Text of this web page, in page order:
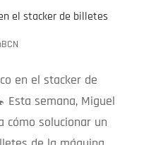
el stacker de billetes
en el stacker de
Esta semana, Miguel
cómo solucionar un